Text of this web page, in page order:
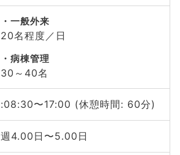
一般外来
20名程度／日
病棟管理
30～40名
:08:30〜17:00 (休憩時間: 60分)
週4.00日〜5.00日